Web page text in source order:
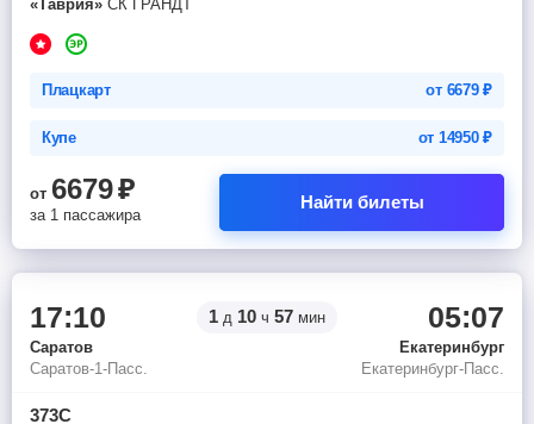
«Таврия» СК ГРАНДТ
Плацкарт от 6679₽
Купе от 14950₽
от 6679₽
за 1 пассажира
Найти билеты
17:10 1 д 10 ч 57 мин 05:07
Саратов
Екатеринбург
Саратов-1-Пасс.
Екатеринбург-Пасс.
373С